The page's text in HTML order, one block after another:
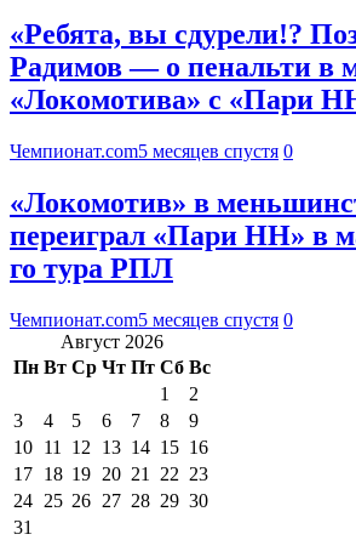
«Ребята, вы сдурели!?
Радимов — о пенальти в
«Локомотива» с «Пари
Чемпионат.com5 месяцев спустя 0
«Локомотив» в
переиграл «Пари НН» в
го тура РПЛ
Чемпионат.com5 месяцев спустя 0
Август 2026
Пн Вт Ср Чт Пт Сб Вс
1
2
3
4 5 6 7 8
9
10 11 12 13 14 15 16
17 18 19 20 21 22 23
24 25 26 27 28 29 30
31